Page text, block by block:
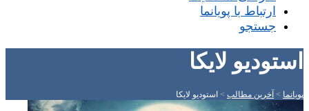
ارتباط با پویانما
جستجو
استودیو لایکا
پویانما > آخرین مطالب > استودیو لایکا